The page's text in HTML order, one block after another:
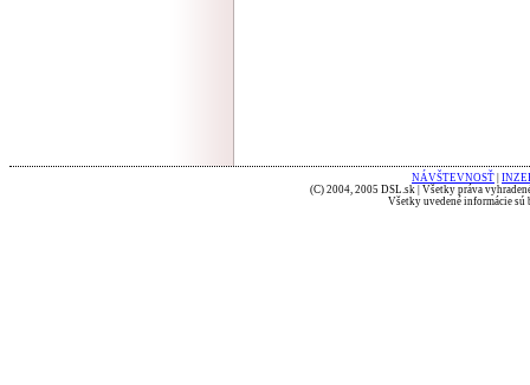
NÁVŠTEVNOSŤ
(C) 2004, 2005 DSL.sk | Všetky práva
Všetky uvedené informácie sú